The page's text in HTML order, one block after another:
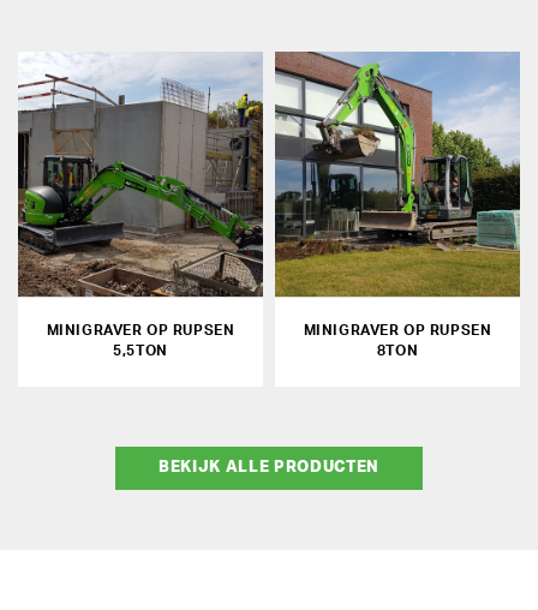
MINIGRAVER OP RUPSEN
5,5TON
MINIGRAVER OP RUPSEN
8TON
BEKIJK ALLE PRODUCTEN